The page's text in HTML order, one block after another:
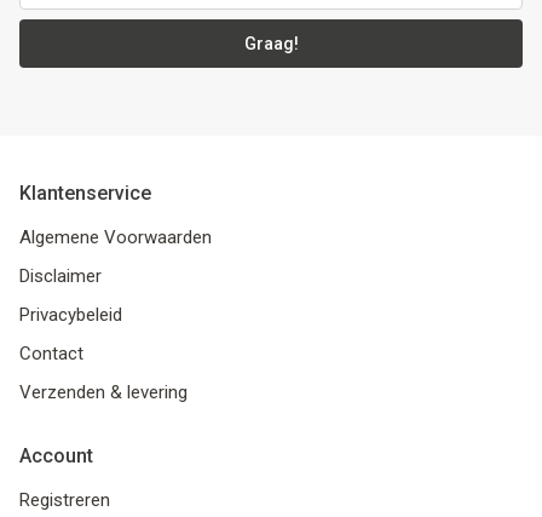
Graag!
Klantenservice
Algemene Voorwaarden
Disclaimer
Privacybeleid
Contact
Verzenden & levering
Account
Registreren